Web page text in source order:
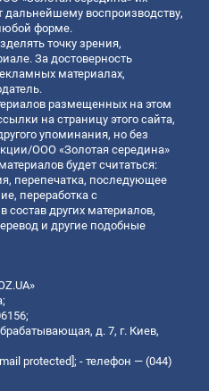
дальнейшему воспроизводству,
форме.
точку зрения,
За достоверность
материалах,
размещенных на этом
на страницу этого сайта,
упоминания, но без
ООО «Золотая середина»
будет считаться:
перепечатка, последующее
переработка с
других материалов,
и другие подобные
д. 7, г. Киев,
protected] ; - телефон — (044)